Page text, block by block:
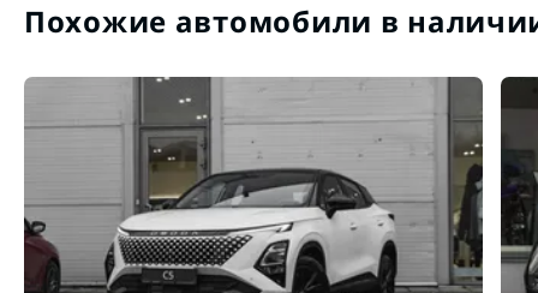
Похожие автомобили в